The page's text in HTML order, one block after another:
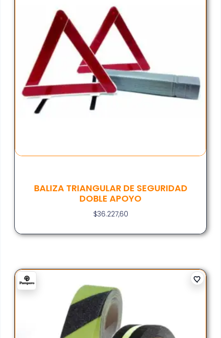
BALIZA TRIANGULAR DE SEGURIDAD
DOBLE APOYO
$36.227,60